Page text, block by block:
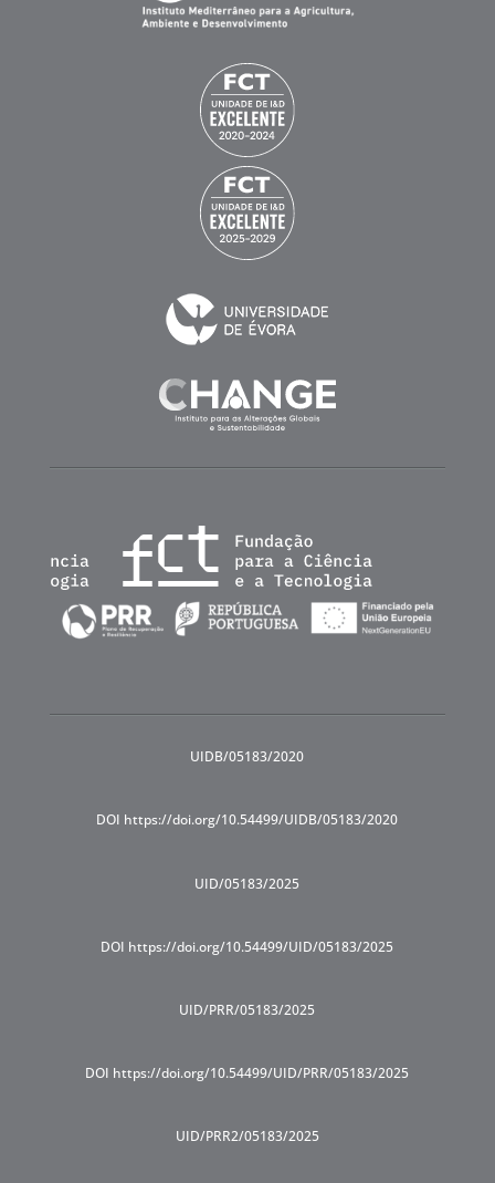
UIDB/05183/2020
DOI https://doi.org/10.54499/UIDB/05183/2020
UID/05183/2025
DOI https://doi.org/10.54499/UID/05183/2025
UID/PRR/05183/2025
DOI https://doi.org/10.54499/UID/PRR/05183/2025
UID/PRR2/05183/2025